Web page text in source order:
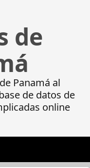
de
Panamá al
de datos de
online